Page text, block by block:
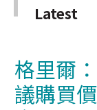
Latest
格里爾
議購買